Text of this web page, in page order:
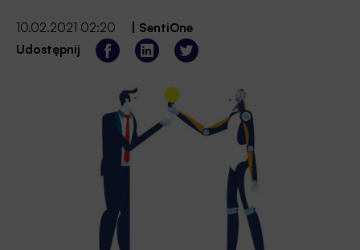
10.02.2021 02:20
SentiOne
Udostępnij